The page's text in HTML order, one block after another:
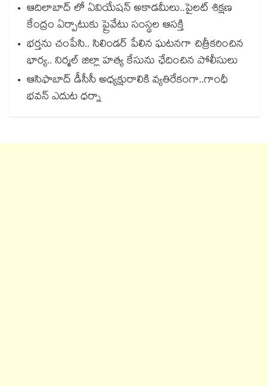
ఆదిలాబాద్ లో ఏవియేషన్ అకాడమీలు..పైలట్ శిక్షణ
కేంద్రం ఏర్పాటుకు ప్రైవేటు సంస్థల ఆసక్తి
భర్తను చంపేసి.. సిలిండర్ పేలిన ఘటనగా చిత్రీకరించిన
భార్య.. నిర్మల్ జిల్లా హత్య కేసును ఛేదించిన పోలీసులు
ఆసిఫాబాద్ డీసీసీ అధ్యక్షురాలికి వ్యతిరేకంగా..గాంధీ
భవన్ ఎదుట ధర్నా